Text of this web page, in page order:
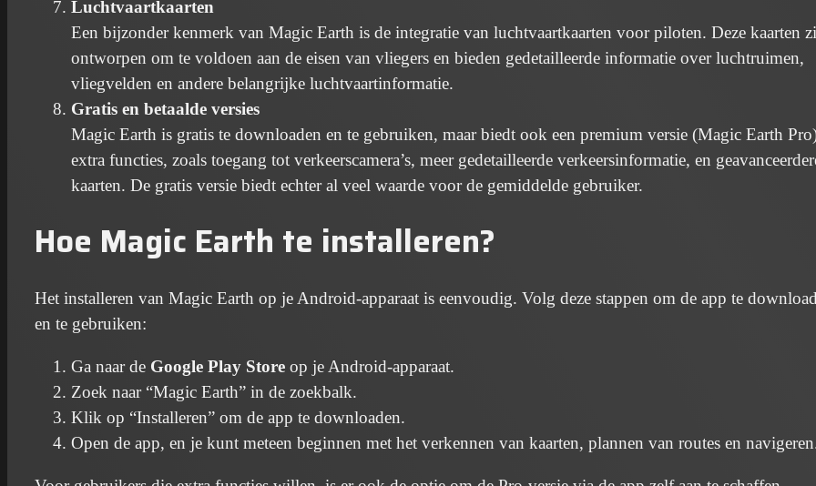
Luchtvaartkaarten
Een bijzonder kenmerk van Magic Earth is de integratie van luchtvaartkaarten voor piloten. Deze kaarten
ontworpen om te voldoen aan de eisen van vliegers en bieden gedetailleerde informatie over luchtruimen,
vliegvelden en andere belangrijke luchtvaartinformatie.
Gratis en betaalde versies
Magic Earth is gratis te downloaden en te gebruiken, maar biedt ook een premium versie (Magic Earth
extra functies, zoals toegang tot verkeerscamera’s, meer gedetailleerde verkeersinformatie, en
kaarten. De gratis versie biedt echter al veel waarde voor de gemiddelde gebruiker.
Hoe Magic Earth te installeren?
Het installeren van Magic Earth op je Android-apparaat is eenvoudig. Volg deze stappen om de app te
en te gebruiken:
Ga naar de Google Play Storeop je Android-apparaat.
Zoek naar “Magic Earth” in de zoekbalk.
Klik op “Installeren” om de app te downloaden.
Open de app, en je kunt meteen beginnen met het verkennen van kaarten, plannen van routes en